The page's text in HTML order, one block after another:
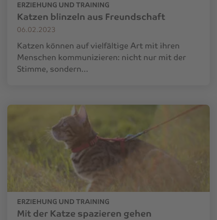
ERZIEHUNG UND TRAINING
Katzen blinzeln aus Freundschaft
06.02.2023
Katzen können auf vielfältige Art mit ihren
Menschen kommunizieren: nicht nur mit der
Stimme, sondern…
ERZIEHUNG UND TRAINING
Mit der Katze spazieren gehen